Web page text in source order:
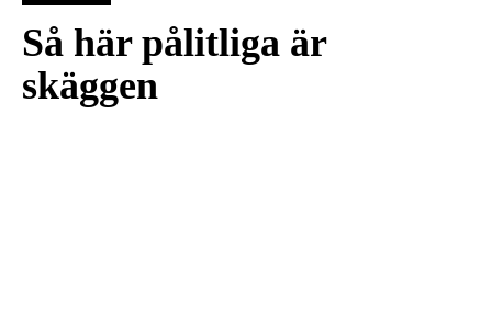
Så här pålitliga är
skäggen